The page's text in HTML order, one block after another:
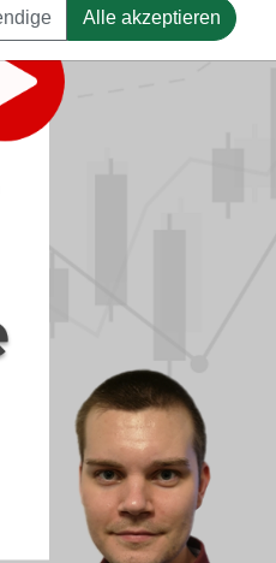
Alle akzeptieren